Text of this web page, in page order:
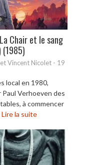
Chair et le sang
(1985)
Vincent Nicolet - 19
local en 1980,
Verhoeven des
à commencer
Lire la suite